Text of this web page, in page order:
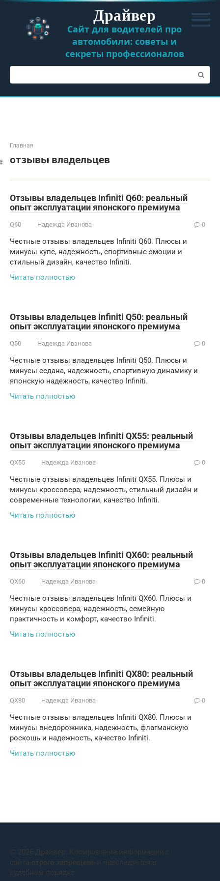
Перейти
контенту
Драйвер
Сайт для водителей про
автомобили: советы и
секреты профессионалов
Поиск:
Главная
отзывы владельцев
Отзывы владельцев Infiniti Q60: реальный
опыт эксплуатации японского премиума
Q60 Надежда Иванова 0
Честные отзывы владельцев Infiniti Q60. Плюсы и
минусы купе, надежность, спортивные эмоции и
стильный дизайн, качество Infiniti.
Читать полностью
Отзывы владельцев Infiniti Q50: реальный
опыт эксплуатации японского премиума
Q50 Надежда Иванова 0
Честные отзывы владельцев Infiniti Q50. Плюсы и
минусы седана, надежность, спортивную динамику и
японскую надежность, качество Infiniti.
Читать полностью
Отзывы владельцев Infiniti QX55: реальный
опыт эксплуатации японского премиума
QX55 Надежда Иванова 0
Честные отзывы владельцев Infiniti QX55. Плюсы и
минусы кроссовера, надежность, стильный дизайн и
современные технологии, качество Infiniti.
Читать полностью
Отзывы владельцев Infiniti QX60: реальный
опыт эксплуатации японского премиума
QX60 Надежда Иванова 0
Честные отзывы владельцев Infiniti QX60. Плюсы и
минусы кроссовера, надежность, семейную
практичность и комфорт, качество Infiniti.
Читать полностью
Отзывы владельцев Infiniti QX80: реальный
опыт эксплуатации японского премиума
QX80 Надежда Иванова 0
Честные отзывы владельцев Infiniti QX80. Плюсы и
минусы внедорожника, надежность, флагманскую
роскошь и надежность, качество Infiniti.
Читать полностью
© 2026 Драйвер. Копирование информации с
сайта строго запрещено и преследуется в
судебном порядке